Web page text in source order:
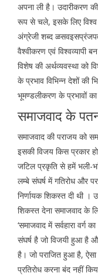
अपना ली है। उदारीकरण की
रूप से चले, इसके लिए विश्व
अंग्रेजी शब्द
वैश्वीकरण एवं विश्वव्यापी
विशेष की अर्थव्यवस्था को
के प्रभाव विभिन्न देशों की
भूमण्डलीकरण के प्रभावों
समाजवाद के
समाजवाद की पराजय को
इसकी विजय किस प्रकार
जटिल प्रकृति से हमें भली-
लम्बे संघर्ष में गतिरोध और
निर्णायक शिकस्त दी थी
शिकस्त देना समाजवाद के
‘समाजवाद में सर्वहारा वर्ग
संघर्ष है जो विजयी हुआ है
है। जो पराजित हुआ है, ऐसा
प्रतिरोध करना बंद नहीं